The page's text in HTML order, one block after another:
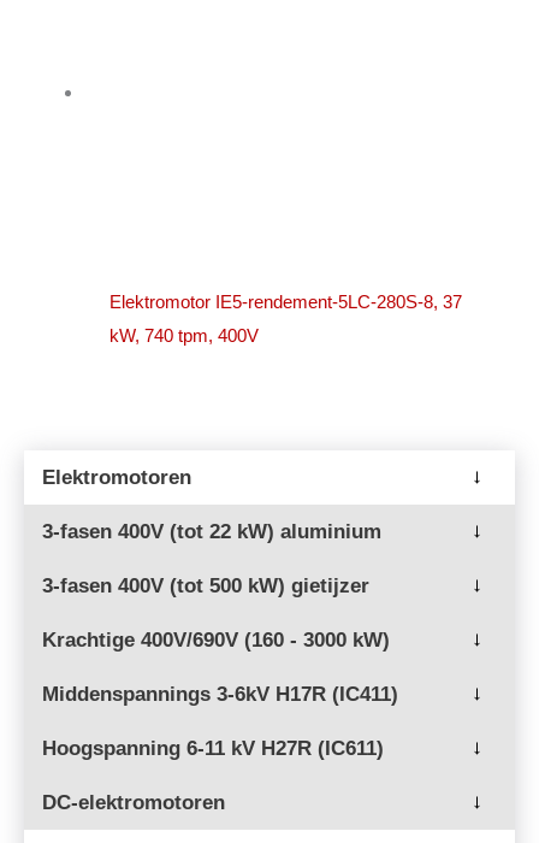
Elektromotoren →
3-fasen 400V (tot 22 kW) aluminium →
3-fasen 400V (tot 500 kW) gietijzer →
Krachtige 400V/690V (160 - 3000 kW) →
Middenspannings 3-6kV H17R (IC411) →
Hoogspanning 6-11 kV H27R (IC611) →
DC-elektromotoren →
Elektromotor IE5-rendement-5LC-280S-8, 37
kW, 740 tpm, 400V